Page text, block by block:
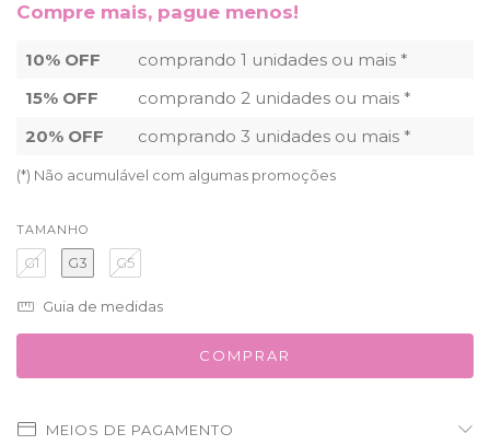
Compre mais, pague menos!
10% OFF
comprando 1 unidades ou mais *
15% OFF
comprando 2 unidades ou mais *
20% OFF
comprando 3 unidades ou mais *
(*) Não acumulável com algumas promoções
TAMANHO
G1 G3 G5
Guia de medidas
MEIOS DE PAGAMENTO